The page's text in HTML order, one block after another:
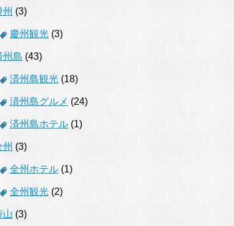
州 (3)
慶州観光 (3)
州島 (43)
済州島観光 (18)
済州島グルメ (24)
済州島ホテル (1)
州 (3)
全州ホテル (1)
全州観光 (2)
山 (3)